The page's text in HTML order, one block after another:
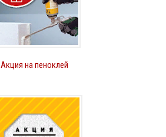
Акция на пеноклей